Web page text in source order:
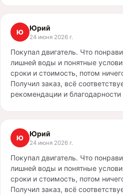
Ю Юрий
24 июня 2026 г.
Покупал двигатель. Что
лишней воды и понятные
сроки и стоимость, потом
Получил заказ, всё
рекомендации и благодарности
Ю Юрий
24 июня 2026 г.
Покупал двигатель. Что
лишней воды и понятные
сроки и стоимость, потом
Получил заказ, всё